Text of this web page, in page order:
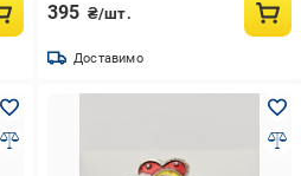
395 ₴/шт.
Доставимо